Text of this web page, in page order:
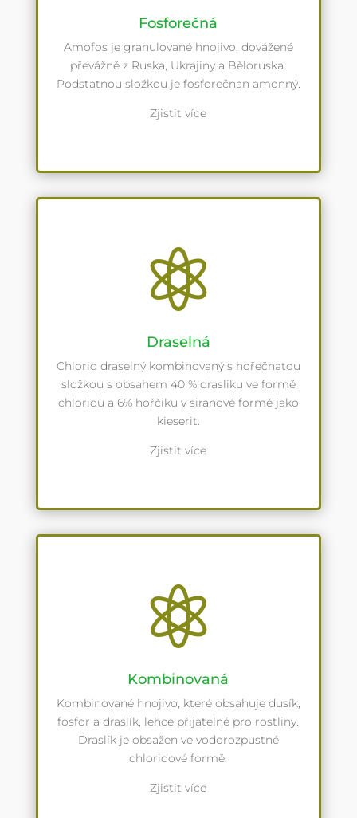
Fosforečná
Amofos je granulované hnojivo, dovážené
převážně z Ruska, Ukrajiny a Běloruska.
Podstatnou složkou je fosforečnan amonný.
Zjistit více

Draselná
Chlorid draselný kombinovaný s hořečnatou
složkou s obsahem 40 % drasliku ve formě
chloridu a 6% hořčiku v siranové formě jako
kieserit.
Zjistit více

Kombinovaná
Kombinované hnojivo, které obsahuje dusík,
fosfor a draslík, lehce přijatelné pro rostliny.
Draslík je obsažen ve vodorozpustné
chloridové formě.
Zjistit více